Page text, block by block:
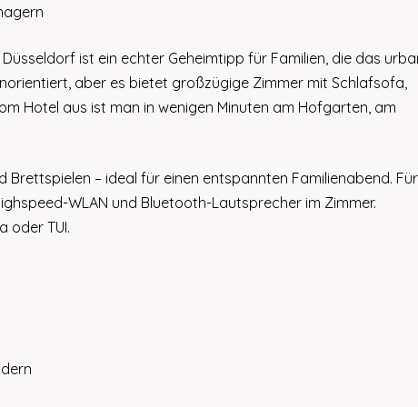
ist ein echter Geheimtipp für Familien, die das
aber es bietet großzügige Zimmer mit Schlafsofa,
Hotel aus ist man in wenigen Minuten am Hofgarten, am
Brettspielen – ideal für einen entspannten Familienabend. Für
WLAN und Bluetooth-Lautsprecher im Zimmer.
oder TUI.